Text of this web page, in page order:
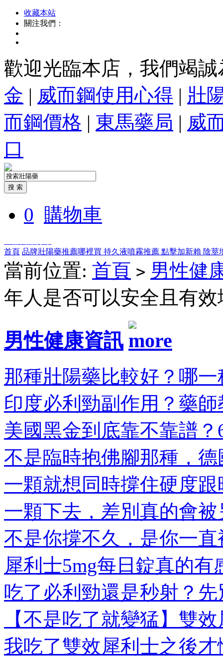
收藏本站
關注我們：
歡迎光臨本店，我們竭
金 | 威而鋼使用心得 | 壯
而鋼價格 | 東馬藥局 | 威
口
0 購物車
首頁 品牌壯陽藥推薦哪裡買 持久液噴霧推薦 點擊加新賴 陰莖
當前位置: 首頁 > 男性健
年人是否可以安全且有
男性健康資訊
那種壯陽藥比較好？哪
印度必利勁副作用？藥
美國黑金到底靠不靠譜？
不是臨時抱佛腳那種，
一顆就想同時撐住硬度
一顆下去，差別真的會
不是你撐不久，是你一
犀利士5mg每日錠真的有
吃了必利勁還是秒射？
【不是吃了就變猛】雙
我吃了雙效犀利士之後